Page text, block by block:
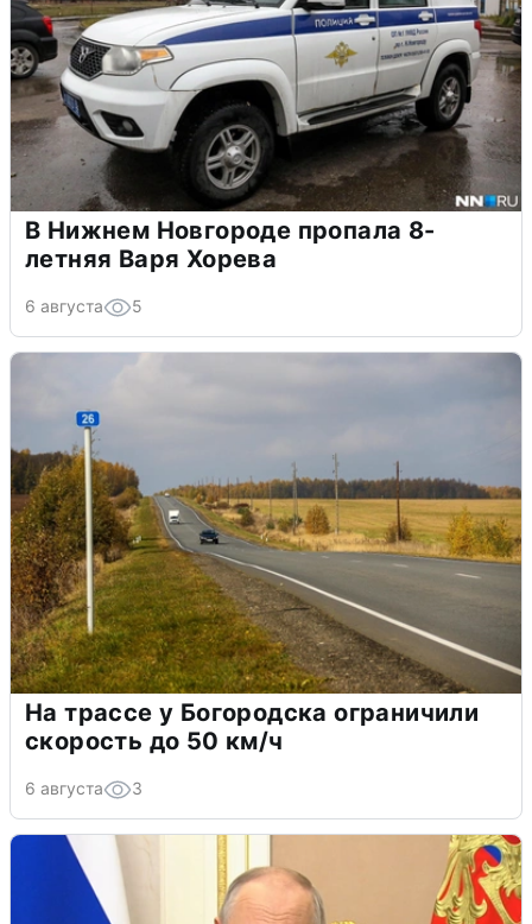
В Нижнем Новгороде пропала 8-
летняя Варя Хорева
6 августа 5
На трассе у Богородска ограничили
скорость до 50 км/ч
6 августа 3